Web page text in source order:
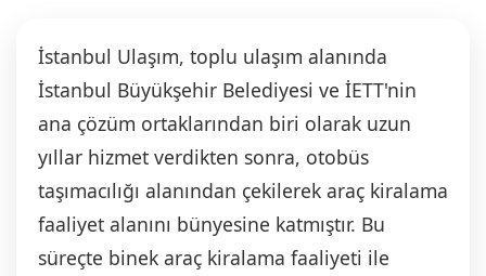
İstanbul Ulaşım, toplu ulaşım alanında
İstanbul Büyükşehir Belediyesi ve İETT'nin
ana çözüm ortaklarından biri olarak uzun
yıllar hizmet verdikten sonra, otobüs
taşımacılığı alanından çekilerek araç kiralama
faaliyet alanını bünyesine katmıştır. Bu
süreçte binek araç kiralama faaliyeti ile